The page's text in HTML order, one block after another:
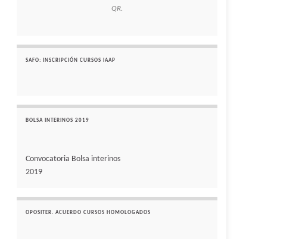
QR.
SAFO: INSCRIPCIÓN CURSOS IAAP
BOLSA INTERINOS 2019
Convocatoria Bolsa interinos
2019
OPOSITER. ACUERDO CURSOS HOMOLOGADOS